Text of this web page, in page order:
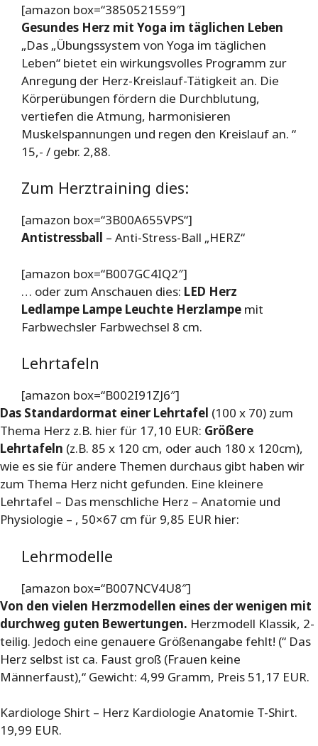
[amazon box=“3850521559″]
Gesundes Herz mit Yoga im täglichen Leben
„Das „Übungssystem von Yoga im täglichen
Leben“ bietet ein wirkungsvolles Programm zur
Anregung der Herz-Kreislauf-Tätigkeit an. Die
Körperübungen fördern die Durchblutung,
vertiefen die Atmung, harmonisieren
Muskelspannungen und regen den Kreislauf an. “
15,- / gebr. 2,88.
Zum Herztraining dies:
[amazon box=“3B00A655VPS“]
Antistressball – Anti-Stress-Ball „HERZ“
[amazon box=“B007GC4IQ2″]
… oder zum Anschauen dies: LED Herz
Ledlampe Lampe Leuchte Herzlampe mit
Farbwechsler Farbwechsel 8 cm.
Lehrtafeln
[amazon box=“B002I91ZJ6″]
Das Standardormat einer Lehrtafel (100 x 70) zum
Thema Herz z.B. hier für 17,10 EUR: Größere
Lehrtafeln (z.B. 85 x 120 cm, oder auch 180 x 120cm),
wie es sie für andere Themen durchaus gibt haben wir
zum Thema Herz nicht gefunden. Eine kleinere
Lehrtafel – Das menschliche Herz – Anatomie und
Physiologie – , 50×67 cm für 9,85 EUR hier:
Lehrmodelle
[amazon box=“B007NCV4U8″]
Von den vielen Herzmodellen eines der wenigen mit
durchweg guten Bewertungen. Herzmodell Klassik, 2-
teilig. Jedoch eine genauere Größenangabe fehlt! (“ Das
Herz selbst ist ca. Faust groß (Frauen keine
Männerfaust),“ Gewicht: 4,99 Gramm, Preis 51,17 EUR.
Kardiologe Shirt – Herz Kardiologie Anatomie T-Shirt.
19,99 EUR.